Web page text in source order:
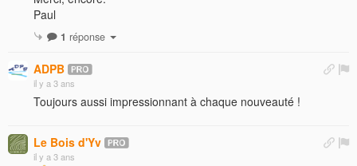
Paul
1 réponse
ADPB
il y a 3 ans
Toujours aussi impressionnant à chaque nouveauté !
Le Bois d'Yv
il y a 3 ans